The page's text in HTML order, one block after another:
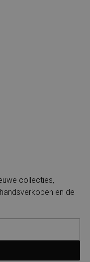
collecties,
en de